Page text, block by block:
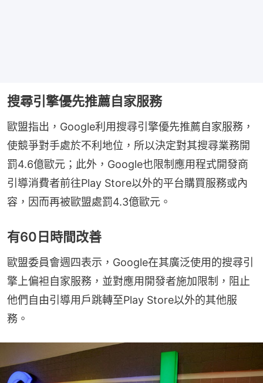
搜尋引擎優先推薦自家服務
歐盟指出，Google利用搜尋引擎優先推薦自家服務，
使競爭對手處於不利地位，所以決定對其搜尋業務開
罰4.6億歐元；此外，Google也限制應用程式開發商
引導消費者前往Play Store以外的平台購買服務或內
容，因而再被歐盟處罰4.3億歐元。
有60日時間改善
歐盟委員會週四表示，Google在其廣泛使用的搜尋引
擎上偏袒自家服務，並對應用開發者施加限制，阻止
他們自由引導用戶跳轉至Play Store以外的其他服
務。